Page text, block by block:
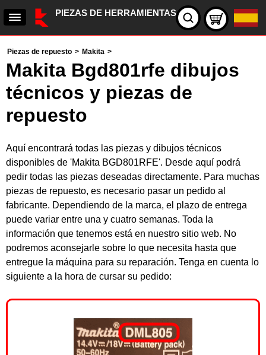
PIEZAS DE HERRAMIENTAS
Piezas de repuesto > Makita >
Makita Bgd801rfe dibujos
técnicos y piezas de
repuesto
Aquí encontrará todas las piezas y dibujos técnicos
disponibles de 'Makita BGD801RFE'. Desde aquí podrá
pedir todas las piezas deseadas directamente. Para muchas
piezas de repuesto, es necesario pasar un pedido al
fabricante. Dependiendo de la marca, el plazo de entrega
puede variar entre una y cuatro semanas. Toda la
información que tenemos está en nuestro sitio web. No
podremos aconsejarle sobre lo que necesita hasta que
entregue la máquina para su reparación. Tenga en cuenta lo
siguiente a la hora de cursar su pedido: